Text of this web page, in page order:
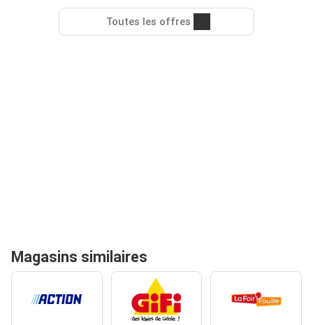
Toutes les offres
Magasins similaires